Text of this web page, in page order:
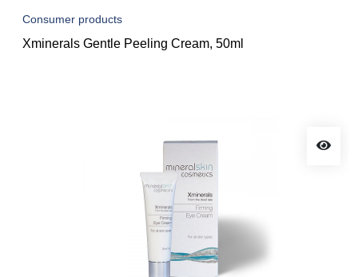
Consumer products
Xminerals Gentle Peeling Cream, 50ml